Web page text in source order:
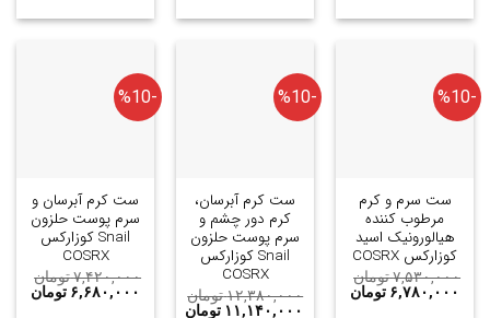
-%10
ست سرم و کرم
مرطوب کننده
هیالورونیک اسید
کوزارکس COSRX
۷,۵۳۰,۰۰۰تومان
۶,۷۸۰,۰۰۰ تومان
-%10
ست کرم آبرسان،
کرم دور چشم و
سرم پوست حلزون
Snail کوزارکس
COSRX
۱۲,۳۸۰,۰۰۰تومان
۱۱,۱۴۰,۰۰۰ تومان
-%10
ست کرم آبرسان و
سرم پوست حلزون
Snail کوزارکس
COSRX
۷,۴۲۰,۰۰۰تومان
۶,۶۸۰,۰۰۰ تومان